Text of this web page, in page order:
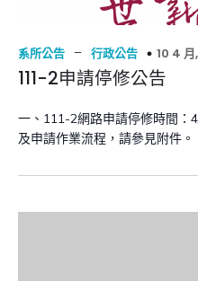
系所公告 – 行政公告 10 4
111-2申請停修公告
一、111-2網路申請停修時間：
及申請作業流程，請參見附件。